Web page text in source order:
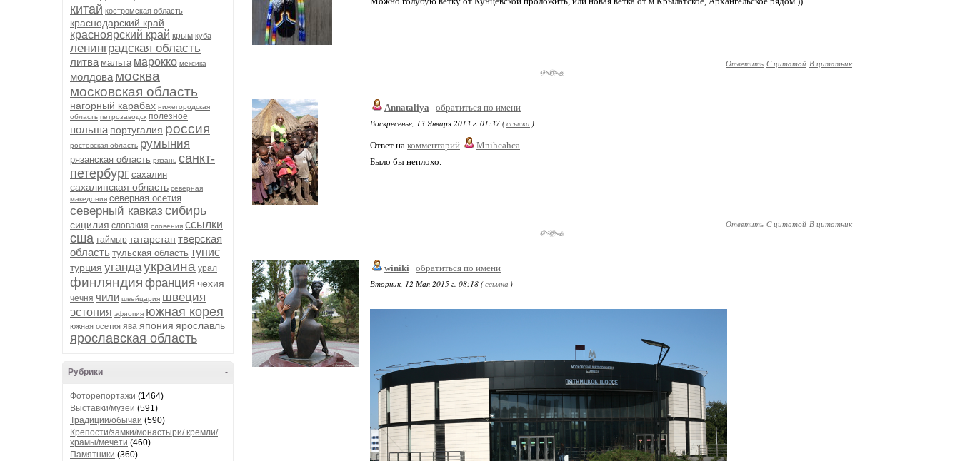
китай костромская область
краснодарский край
красноярский край крым куба
ленинградская область
литва мальта марокко мексика
молдова москва
московская область
нагорный карабах нижегородская
область петрозаводск полезное
польша португалия россия
ростовская область румыния
рязанская область рязань санкт-
петербург сахалин
сахалинская область северная
македония северная осетия
северный кавказ сибирь
сицилия словакия словения ссылки
сша таймыр татарстан тверская
область тульская область тунис
турция угандаукраина урал
финляндия франция чехия
чечня чили швейцария швеция
эстония эфиопия южная корея
южная осетия ява япония ярославль
ярославская область
-
Рубрики
Фоторепортажи (1464)
Выставки/музеи (591)
Традиции/обычаи (590)
Крепости/замки/монастыри/ кремли/
храмы/мечети (460)
Памятники (360)
Ответить С цитатой В цитатник
Annataliya
обратиться по имени
Воскресенье, 13 Января 2013 г. 01:37 (ссылка )
Ответ на комментарий
Mnihcahca
Было бы неплохо.
Ответить С цитатой В цитатник
winiki обратиться по имени
Вторник, 12 Мая 2015 г. 08:18 (ссылка )